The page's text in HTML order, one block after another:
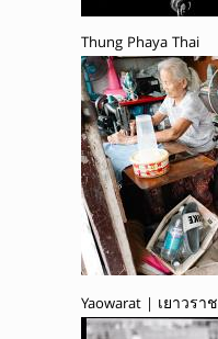
Thung Phaya Thai
Yaowarat | เยาวราช